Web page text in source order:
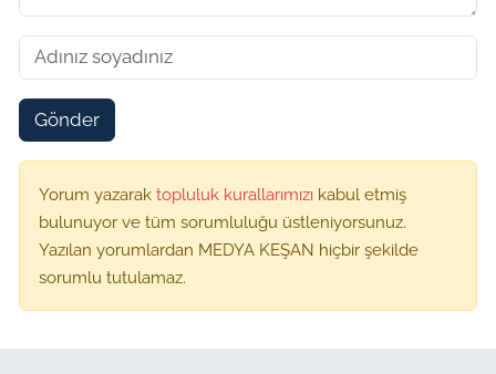
Gönder
Yorum yazarak topluluk kurallarımızı kabul etmiş
bulunuyor ve tüm sorumluluğu üstleniyorsunuz.
Yazılan yorumlardan MEDYA KEŞAN hiçbir şekilde
sorumlu tutulamaz.